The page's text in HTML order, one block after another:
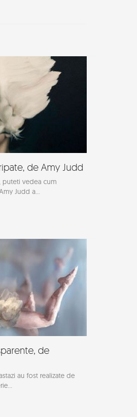
de Amy Judd
puteti vedea cum
Judd a...
de
au fost realizate de